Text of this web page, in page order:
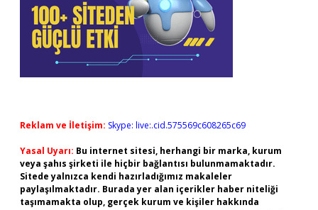
Reklam ve İletişim: Skype: live:.cid.575569c608265c69
Yasal Uyarı: Bu internet sitesi, herhangi bir marka, kurum
veya şahıs şirketi ile hiçbir bağlantısı bulunmamaktadır.
Sitede yalnızca kendi hazırladığımız makaleler
paylaşılmaktadır. Burada yer alan içerikler haber niteliği
taşımamakta olup, gerçek kurum ve kişiler hakkında